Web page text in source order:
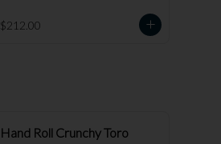
$212.00
Hand Roll Crunchy Toro